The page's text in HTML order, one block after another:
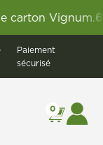
Vignum.60
Paiement
sécurisé
0